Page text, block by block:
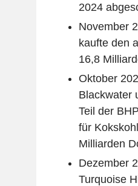
2024
November
kaufte den
16,8
Oktober
Blackwater
Teil der
für
Milliarden
Dezember
Turquoise